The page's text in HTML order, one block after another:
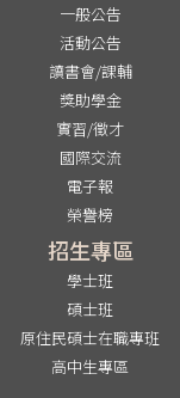
一般公告
活動公告
讀書會/課輔
獎助學金
實習/徵才
國際交流
電子報
榮譽榜
招生專區
學士班
碩士班
原住民碩士在職專班
高中生專區